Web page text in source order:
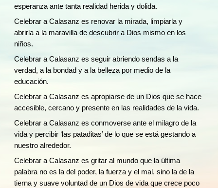
esperanza ante tanta realidad herida y dolida.
Celebrar a Calasanz es renovar la mirada, limpiarla y
abrirla a la maravilla de descubrir a Dios mismo en los
niños.
Celebrar a Calasanz es seguir abriendo sendas a la
verdad, a la bondad y a la belleza por medio de la
educación.
Celebrar a Calasanz es apropiarse de un Dios que se hace
accesible, cercano y presente en las realidades de la vida.
Celebrar a Calasanz es conmoverse ante el milagro de la
vida y percibir ‘las pataditas’ de lo que se está gestando a
nuestro alrededor.
Celebrar a Calasanz es gritar al mundo que la última
palabra no es la del poder, la fuerza y el mal, sino la de la
tierna y suave voluntad de un Dios de vida que crece poco